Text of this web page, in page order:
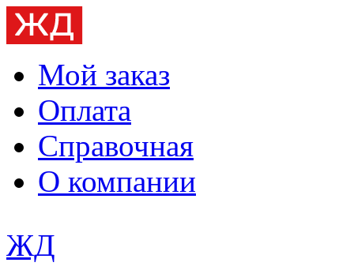
Мой заказ
Оплата
Справочная
О компании
ЖД